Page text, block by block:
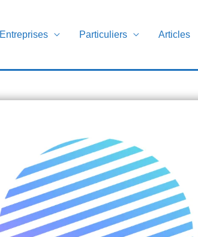
Entreprises Particuliers Articles